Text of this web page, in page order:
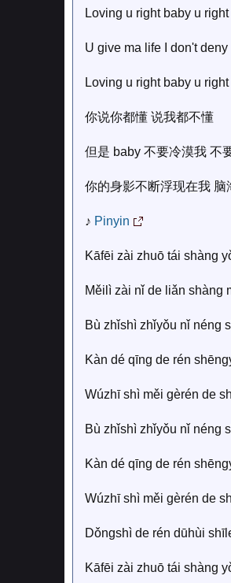
Loving u right baby u right
U give ma life I don't deny
Loving u right baby u right
你说你都懂 说我都不懂
但是 baby 不要冷漠我 不
你的身影不断浮现在我 脑
♪ Pinyin
Kāfēi zài zhuō tái shàng
Měilì zài nǐ de liǎn shàng
Bù zhǐshì zhǐyǒu nǐ néng
Kàn dé qīng de rén
Wúzhī shì měi gèrén de
Bù zhǐshì zhǐyǒu nǐ néng
Kàn dé qīng de rén
Wúzhī shì měi gèrén de
Dǒngshì de rén dūhùi
Kāfēi zài zhuō tái shàng